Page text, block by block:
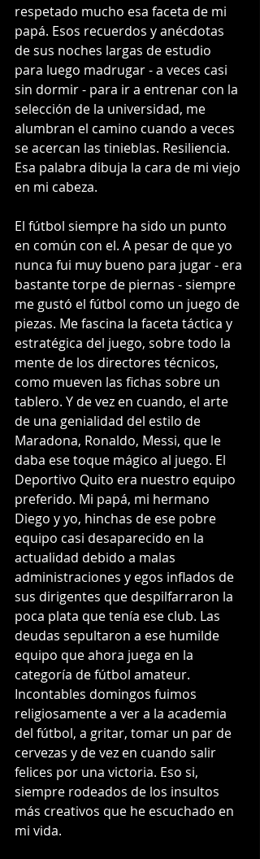
respetado mucho esa faceta de mi
papá. Esos recuerdos y anécdotas
de sus noches largas de estudio
para luego madrugar - a veces casi
sin dormir - para ir a entrenar con la
selección de la universidad, me
alumbran el camino cuando a veces
se acercan las tinieblas. Resiliencia.
Esa palabra dibuja la cara de mi viejo
en mi cabeza.
El fútbol siempre ha sido un punto
en común con el. A pesar de que yo
nunca fui muy bueno para jugar - era
bastante torpe de piernas - siempre
me gustó el fútbol como un juego de
piezas. Me fascina la faceta táctica y
estratégica del juego, sobre todo la
mente de los directores técnicos,
como mueven las fichas sobre un
tablero. Y de vez en cuando, el arte
de una genialidad del estilo de
Maradona, Ronaldo, Messi, que le
daba ese toque mágico al juego. El
Deportivo Quito era nuestro equipo
preferido. Mi papá, mi hermano
Diego y yo, hinchas de ese pobre
equipo casi desaparecido en la
actualidad debido a malas
administraciones y egos inflados de
sus dirigentes que despilfarraron la
poca plata que tenía ese club. Las
deudas sepultaron a ese humilde
equipo que ahora juega en la
categoría de fútbol amateur.
Incontables domingos fuimos
religiosamente a ver a la academia
del fútbol, a gritar, tomar un par de
cervezas y de vez en cuando salir
felices por una victoria. Eso si,
siempre rodeados de los insultos
más creativos que he escuchado en
mi vida.